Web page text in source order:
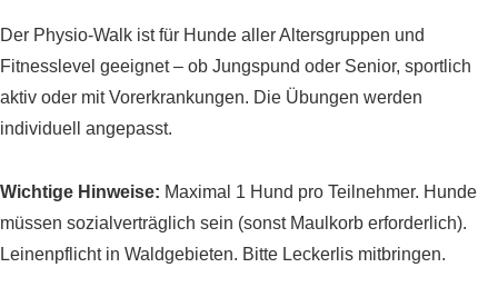
Der Physio-Walk ist für Hunde aller Altersgruppen und
Fitnesslevel geeignet – ob Jungspund oder Senior, sportlich
aktiv oder mit Vorerkrankungen. Die Übungen werden
individuell angepasst.
Wichtige Hinweise: Maximal 1 Hund pro Teilnehmer. Hunde
müssen sozialverträglich sein (sonst Maulkorb erforderlich).
Leinenpflicht in Waldgebieten. Bitte Leckerlis mitbringen.